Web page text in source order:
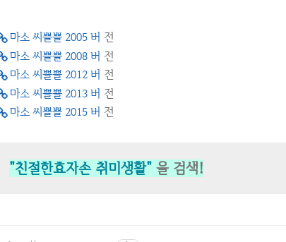
마소 씨쁠쁠 2005 버 전
마소 씨쁠쁠 2008 버 전
마소 씨쁠쁠 2012 버 전
마소 씨쁠쁠 2013 버 전
마소 씨쁠쁠 2015 버 전
"친절한효자손 취미생활" 을 검색!